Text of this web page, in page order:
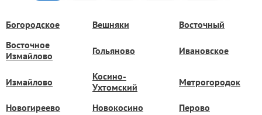
Богородское Вешняки
Восточный
Восточное
Измайлово
Гольяново Ивановское
Измайлово
Косино-
Ухтомский
Метрогородок
Новогиреево Новокосино Перово